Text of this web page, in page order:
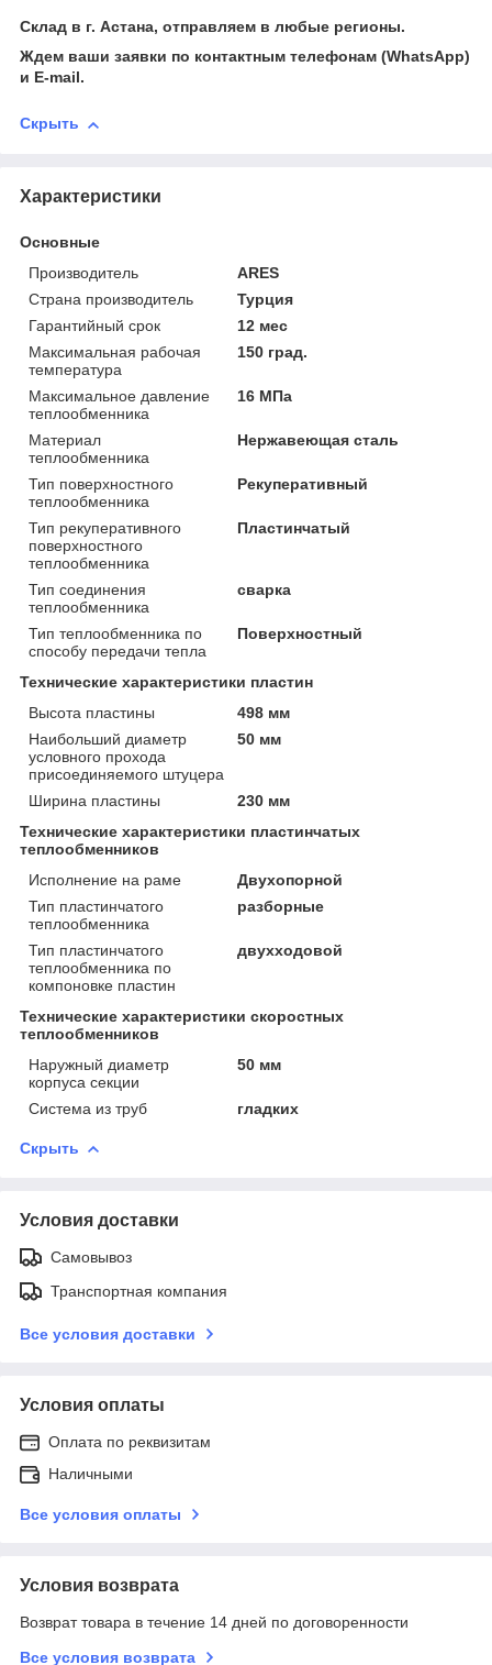
Склад в г. Астана, отправляем в любые регионы.
Ждем ваши заявки по контактным телефонам (WhatsApp)
и Е-mail.
Скрыть
Характеристики
Основные
Производитель
ARES
Страна производитель
Турция
Гарантийный срок
12 мес
Максимальная рабочая
температура
150 град.
Максимальное давление
теплообменника
16 МПа
Материал
теплообменника
Нержавеющая сталь
Тип поверхностного
теплообменника
Рекуперативный
Тип рекуперативного
поверхностного
теплообменника
Пластинчатый
Тип соединения
теплообменника
сварка
Тип теплообменника по
способу передачи тепла
Поверхностный
Технические характеристики пластин
Высота пластины
498 мм
Наибольший диаметр
условного прохода
присоединяемого штуцера
50 мм
Ширина пластины
230 мм
Технические характеристики пластинчатых
теплообменников
Исполнение на раме
Двухопорной
Тип пластинчатого
теплообменника
разборные
Тип пластинчатого
теплообменника по
компоновке пластин
двухходовой
Технические характеристики скоростных
теплообменников
Наружный диаметр
корпуса секции
50 мм
Система из труб гладких
Скрыть
Условия доставки
Самовывоз
Транспортная компания
Все условия доставки
Условия оплаты
Оплата по реквизитам
Наличными
Все условия оплаты
Условия возврата
Возврат товара в течение 14 дней по договоренности
Все условия возврата